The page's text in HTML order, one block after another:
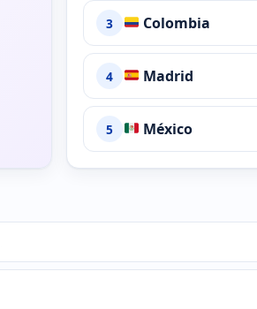
3 Colombia
4 Madrid
5 México